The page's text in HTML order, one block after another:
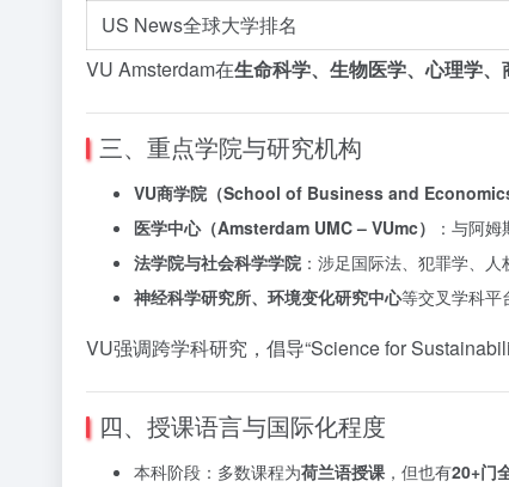
US News全球大学排名
VU Amsterdam在生命科学、生物医学、心理学
三、重点学院与研究机构
VU商学院（School of Business and Economics
医学中心（Amsterdam UMC – VUmc）
：与阿
法学院与社会科学学院 ：涉足国际法、犯罪学、
神经科学研究所、环境变化研究中心等交叉学科平
VU强调跨学科研究，倡导“Science for
四、授课语言与国际化程度
本科阶段：多数课程为荷兰语授课 ，但也有20+门